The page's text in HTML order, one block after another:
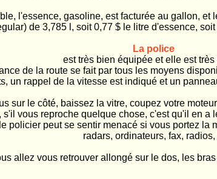
l'essence, gasoline, est facturée au gallon, et
de 3,785 l, soit 0,77 $ le litre d'essence,
La police
est très bien équipée et elle est très
de la route se fait par tous les moyens
un rappel de la vitesse est indiqué et un
sur le côté, baissez la vitre, coupez votre
vous reproche quelque chose, c'est qu'il en
policier peut se sentir menacé si vous portez
radars, ordinateurs, fax, radios,
allez vous retrouver allongé sur le dos, les